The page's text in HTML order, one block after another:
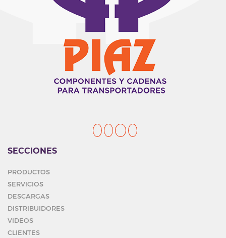
SECCIONES
PRODUCTOS
SERVICIOS
DESCARGAS
DISTRIBUIDORES
VIDEOS
CLIENTES